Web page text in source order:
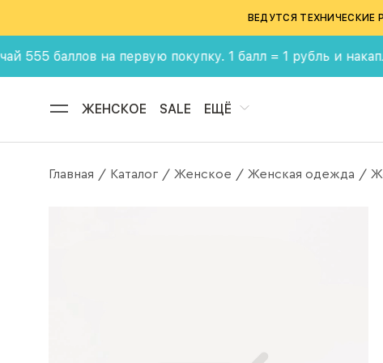
ВЕДУТСЯ
на первую покупку. 1 балл = 1 рубль и накапливай
ЖЕНСКОЕ SALE ЕЩЁ
Главная / Каталог / Женское / Женская одежда /